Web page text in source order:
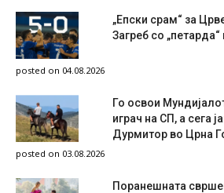
„Епски срам“ за
Загреб со
posted on 04.08.2026
Го освои
играч на СП, а сега
Дурмитор во Црна
posted on 03.08.2026
Поранешната